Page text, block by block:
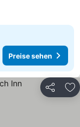
Preise sehen
Teilen